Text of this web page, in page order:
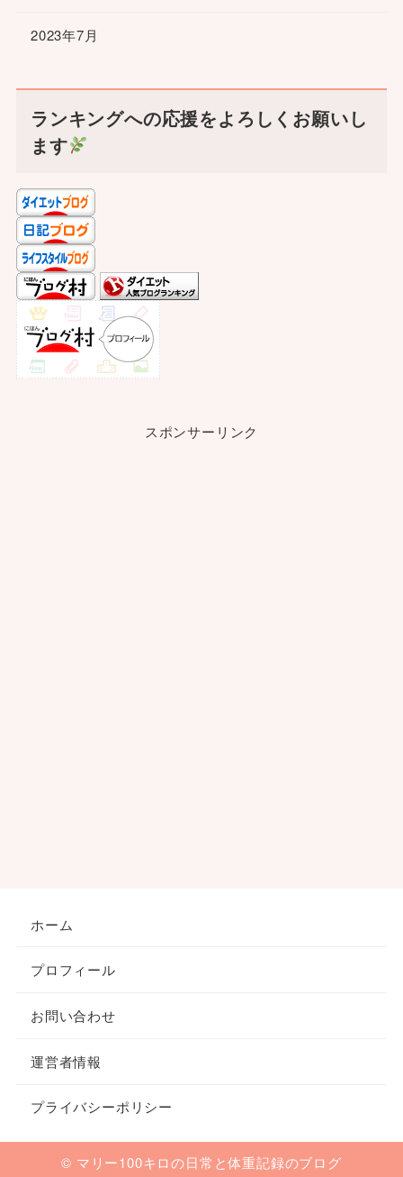
2023年7月
ランキングへの応援をよろしくお願いし
ます
スポンサーリンク
ホーム
プロフィール
お問い合わせ
運営者情報
プライバシーポリシー
© マリー100キロの日常と体重記録のブログ